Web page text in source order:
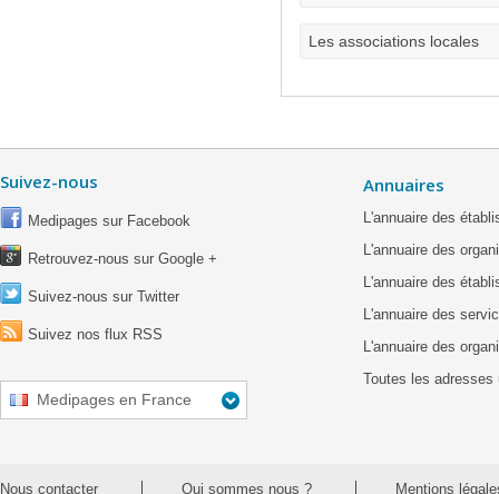
Les associations locales
Suivez-nous
Medipages sur Facebook
Retrouvez-nous sur Google +
Suivez-nous sur Twitter
Suivez nos flux RSS
Medipages en France
Annuaires
L'annuaire des
L'annuaire des
L'annuaire des
L'annuaire des
L'annuaire des
Toutes les adresses
Nous contacter Qui sommes nous ? Mentions